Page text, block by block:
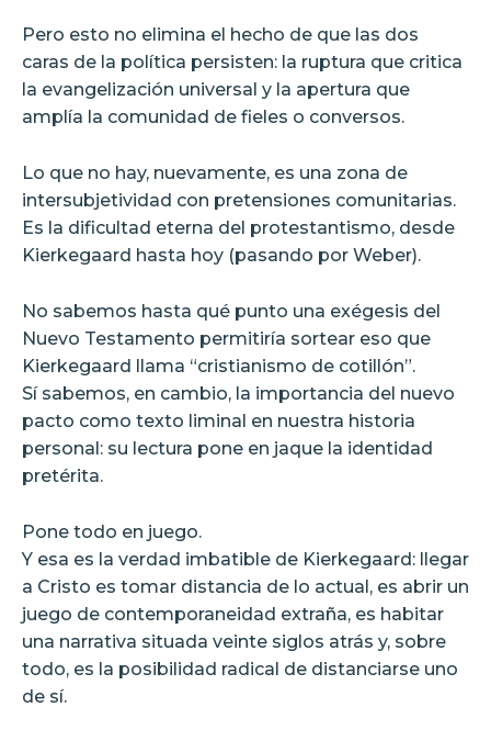
Pero esto no elimina el hecho de que las dos
caras de la política persisten: la ruptura que critica
la evangelización universal y la apertura que
amplía la comunidad de fieles o conversos.
Lo que no hay, nuevamente, es una zona de
intersubjetividad con pretensiones comunitarias.
Es la dificultad eterna del protestantismo, desde
Kierkegaard hasta hoy (pasando por Weber).
No sabemos hasta qué punto una exégesis del
Nuevo Testamento permitiría sortear eso que
Kierkegaard llama “cristianismo de cotillón”.
Sí sabemos, en cambio, la importancia del nuevo
pacto como texto liminal en nuestra historia
personal: su lectura pone en jaque la identidad
pretérita.
Pone todo en juego.
Y esa es la verdad imbatible de Kierkegaard: llegar
a Cristo es tomar distancia de lo actual, es abrir un
juego de contemporaneidad extraña, es habitar
una narrativa situada veinte siglos atrás y, sobre
todo, es la posibilidad radical de distanciarse uno
de sí.